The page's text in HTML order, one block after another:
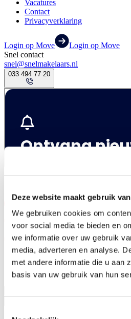
Deze website maakt gebruik
We gebruiken cookies om
voor social media te bieden en
we informatie over uw gebruik
media, adverteren en analyse.
met andere informatie die u aan
basis van uw gebruik van hun
Vacatures
Contact
Privacyverklaring
Login op Move
Login op Move
Snel contact
snel@snelmakelaars.nl
033 494 77 20
Contact